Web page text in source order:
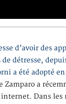
d’avoir des
de détresse,
a été adopté
Zamparo a
internet. Dans les